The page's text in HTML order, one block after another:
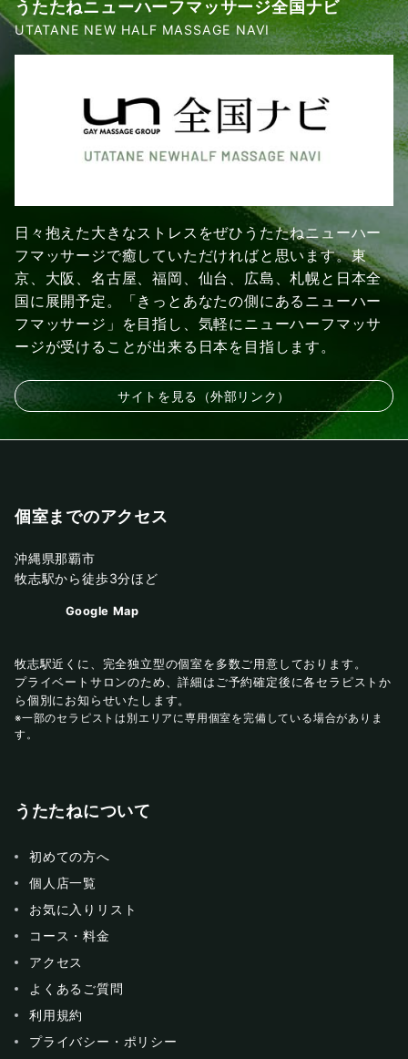
うたたねニューハーフマッサージ全国ナビ
UTATANE NEW HALF MASSAGE NAVI
日々抱えた大きなストレスをぜひうたたねニューハー
フマッサージで癒していただければと思います。東
京、大阪、名古屋、福岡、仙台、広島、札幌と日本全
国に展開予定。「きっとあなたの側にあるニューハー
フマッサージ」を目指し、気軽にニューハーフマッサ
ージが受けることが出来る日本を目指します。
サイトを見る（外部リンク）
個室までのアクセス
沖縄県那覇市
牧志駅から徒歩3分ほど
Google Map
牧志駅近くに、完全独立型の個室を多数ご用意しております。
プライベートサロンのため、詳細はご予約確定後に各セラピストか
ら個別にお知らせいたします。
※一部のセラピストは別エリアに専用個室を完備している場合がありま
す。
うたたねについて
初めての方へ
個人店一覧
お気に入りリスト
コース・料金
アクセス
よくあるご質問
利用規約
プライバシー・ポリシー